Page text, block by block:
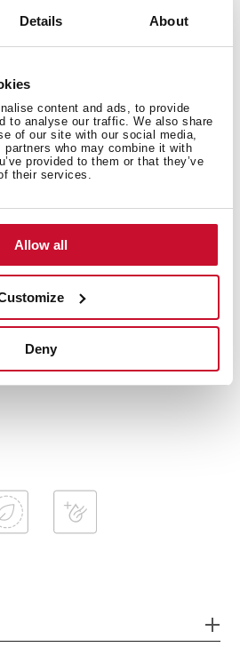
Details About
content and ads, to provide
to analyse our traffic. We also share
of our site with our social media,
who may combine it with
provided to them or that they’ve
their services.
Allow all
Deny
program
AquaSafe
hodin